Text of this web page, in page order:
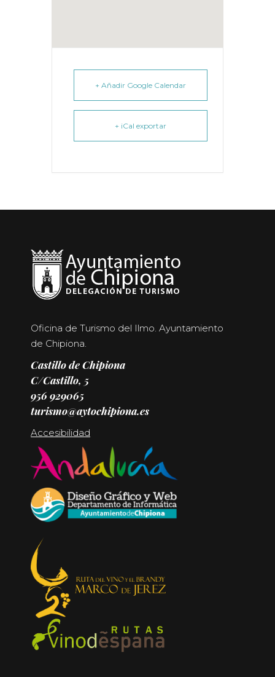
+ Añadir Google Calendar
+ iCal exportar
Oficina de Turismo del Ilmo. Ayuntamiento
de Chipiona.
Castillo de Chipiona
C/Castillo, 5
956 929065
turismo@aytochipiona.es
Accesibilidad